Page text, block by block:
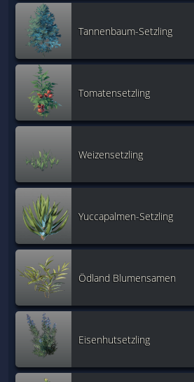
Tannenbaum-Setzling
Tomatensetzling
Weizensetzling
Yuccapalmen-Setzling
Ödland Blumensamen
Eisenhutsetzling